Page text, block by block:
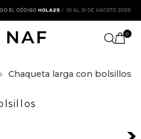
0
Chaqueta larga con bolsillos